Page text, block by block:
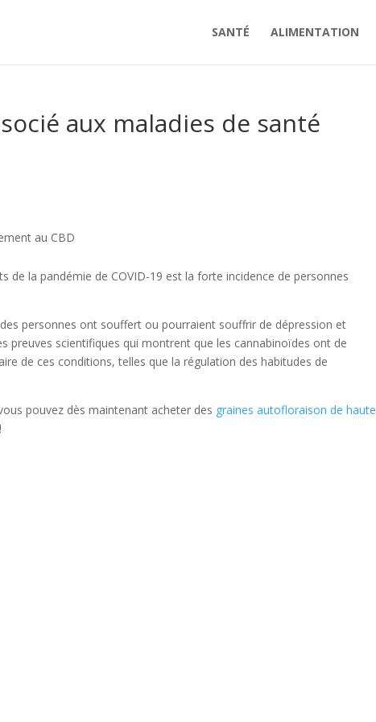
SANTÉ ALIMENTATION
aux maladies de santé
au CBD
de la pandémie de COVID-19 est la forte incidence de personnes
personnes ont souffert ou pourraient souffrir de dépression et
preuves scientifiques qui montrent que les cannabinoïdes ont de
de ces conditions, telles que la régulation des habitudes de
pouvez dès maintenant acheter des graines autofloraison de haute